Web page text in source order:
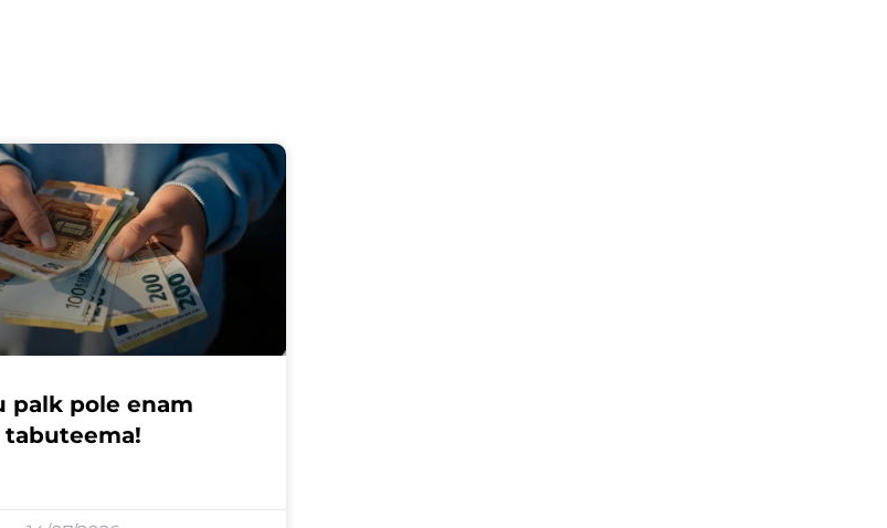
palk pole enam
tabuteema!